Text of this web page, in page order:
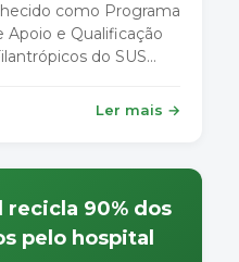
como Programa
Apoio e Qualificação
do SUS
de chegar àLer mais →
recicla 90% dos
pelo hospital